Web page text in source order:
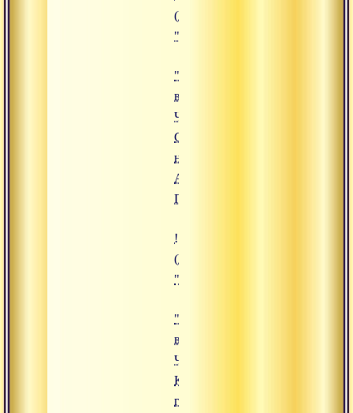
(https://www.advayta.org/upload/
""Сукшма-вьяяма. Часть 4.
"Сукшма-
вьяяма.
Часть 4.
Спина,
ноги",
Адимата
Гири
!["Сукшма-вьяяма. Часть 3.
(https://www.advayta.org/upload/
""Сукшма-вьяяма. Часть 3.
"Сукшма-
вьяяма.
Часть 3.
Кисти,
грудь,